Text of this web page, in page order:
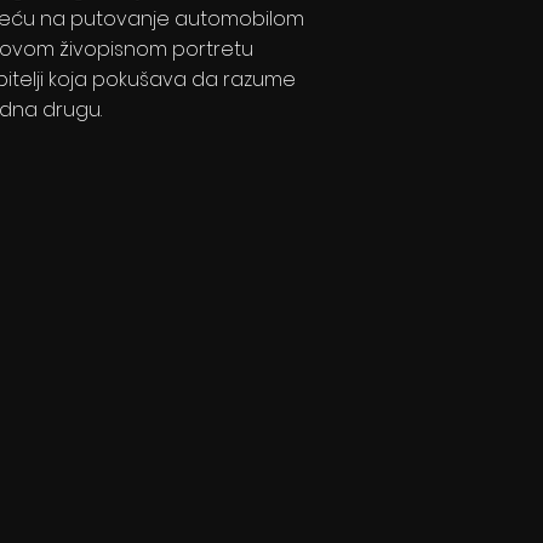
na putovanje automobilom
živopisnom portretu
koja pokušava da razume
drugu.